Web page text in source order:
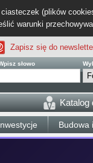
(plików
warunki
Zapisz się do
słowo
Katalog
Budowa